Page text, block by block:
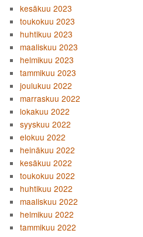
kesäkuu 2023
toukokuu 2023
huhtikuu 2023
maaliskuu 2023
helmikuu 2023
tammikuu 2023
joulukuu 2022
marraskuu 2022
lokakuu 2022
syyskuu 2022
elokuu 2022
heinäkuu 2022
kesäkuu 2022
toukokuu 2022
huhtikuu 2022
maaliskuu 2022
helmikuu 2022
tammikuu 2022